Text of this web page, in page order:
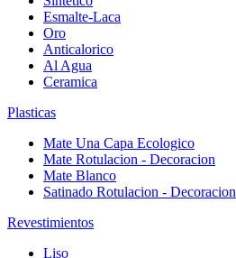
Esmalte-Laca
Oro
Anticalorico
Al Agua
Ceramica
Plasticas
Mate Una Capa Ecologico
Mate Rotulacion - Decoracion
Mate Blanco
Satinado Rotulacion - Decoracion
Revestimientos
Liso